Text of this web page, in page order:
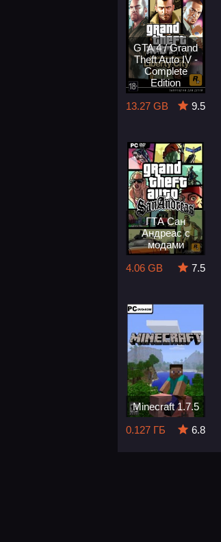
GTA 4 / Grand
Theft Auto IV -
Complete
Edition
13.27 GB
9.5
ГТА Сан
Андреас с
модами
4.06 GB
7.5
Minecraft 1.7.5
0.127 ГБ
6.8